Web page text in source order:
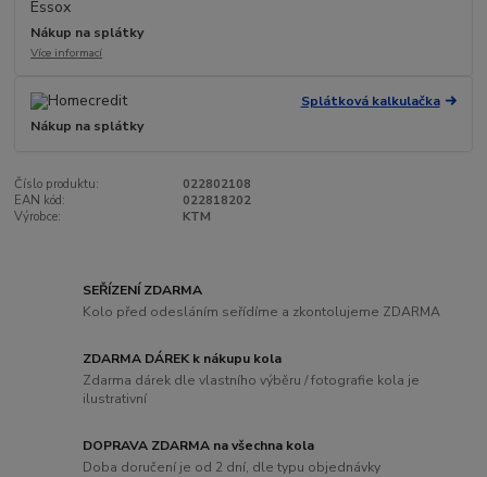
Nákup na splátky
Více informací
Splátková kalkulačka
Nákup na splátky
Číslo produktu:
022802108
EAN kód:
022818202
Výrobce:
KTM
SEŘÍZENÍ ZDARMA
Kolo před odesláním seřídíme a zkontolujeme ZDARMA
ZDARMA DÁREK k nákupu kola
Zdarma dárek dle vlastního výběru / fotografie kola je
ilustrativní
DOPRAVA ZDARMA na všechna kola
Doba doručení je od 2 dní, dle typu objednávky